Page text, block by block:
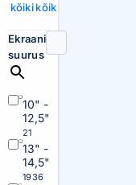
kõikikõik
Ekraani
suurus
10" -
12,5"
21
13" -
14,5"
1936